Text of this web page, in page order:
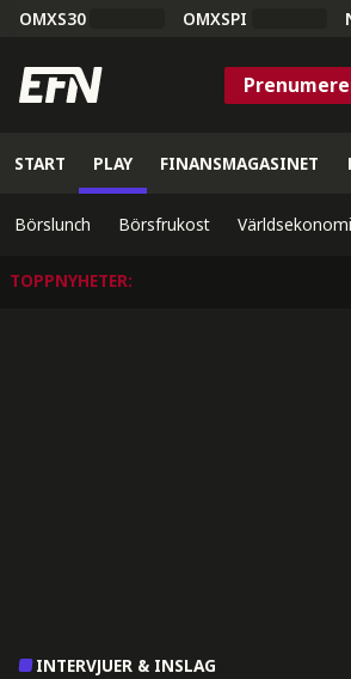
OMXS30 OMXSPI
START PLAY FINANSMAGASINET
Börslunch Börsfrukost
TOPPNYHETER:
INTERVJUER & INSLAG